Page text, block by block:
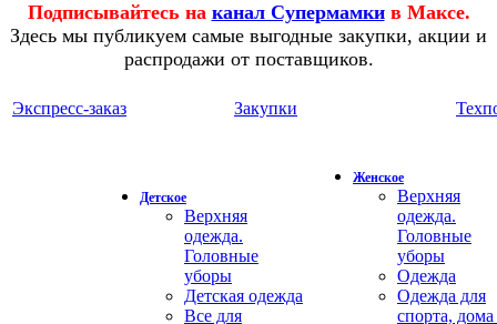
Подписывайтесь на канал Супермамки в Максе.
Здесь мы публикуем самые выгодные закупки, акции и
распродажи от поставщиков.
Экспресс-заказ Закупки
Детское
Верхняя
одежда.
Головные
уборы
Детская одежда
Все для
Женское
Верхняя
одежда.
Головные
уборы
Одежда
Одежда для
спорта,